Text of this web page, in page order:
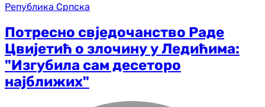
Република Српска
Потресно свједочанство Раде
Цвијетић о злочину у Ледићима:
"Изгубила сам десеторо
најближих"